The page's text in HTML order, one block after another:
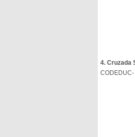
4. Cruzada